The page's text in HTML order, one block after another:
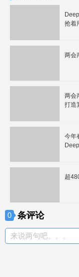
抢着
两会
两会
打造
今年
超
0 条评论
来说两句吧。。。